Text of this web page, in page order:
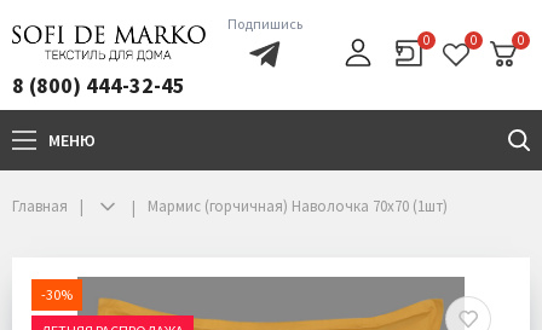
8 (800) 444-32-45
Подпишись
0 0 0
МЕНЮ
+7(800)444-32-45
Главная Мармис (горчичная) Наволочка 70х70 (1шт)
-30%